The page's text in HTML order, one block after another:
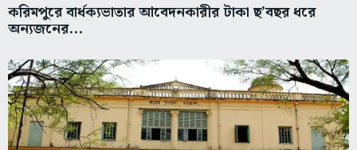
করিমপুরে বার্ধক্যভাতার আবেদনকারীর টাকা ছ’বছর ধরে
অন্যজনের...